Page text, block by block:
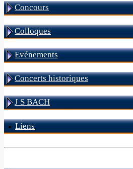
Concours
Colloques
Evénements
Concerts historiques
J S BACH
Liens